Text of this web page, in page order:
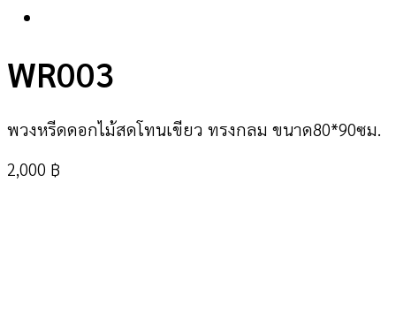
WR003
พวงหรีดดอกไม้สดโทนเขียว ทรงกลม ขนาด80*90ซม.
2,000 ฿